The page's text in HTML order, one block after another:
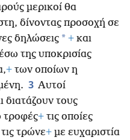
μερικοί θα
δίνοντας προσοχή σε
δηλώσεις * + και
της υποκρισίας
+ των οποίων η
3 Αυτοί
διατάζουν τους
τροφές+ τις οποίες
τρώνε+ με ευχαριστία